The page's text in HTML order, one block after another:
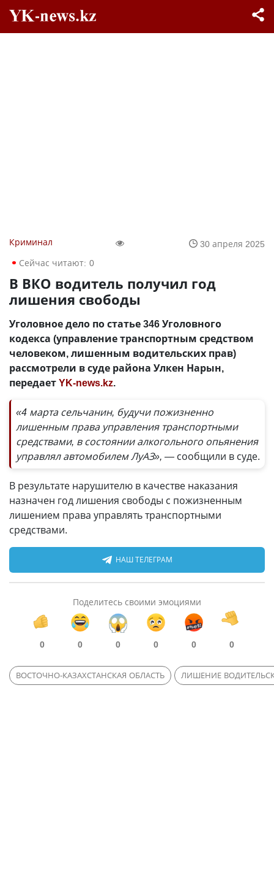
Криминал
30 апреля 2025
Сейчас читают: 0
В ВКО водитель получил год
лишения свободы
Уголовное дело по статье 346 Уголовного
кодекса (управление транспортным средством
человеком, лишенным водительских прав)
рассмотрели в суде района Улкен Нарын,
передаетYK-news.kz.
«4 марта сельчанин, будучи пожизненно
лишенным права управления транспортными
средствами, в состоянии алкогольного опьянения
управлял автомобилем ЛуАЗ», — сообщили в суде.
В результате нарушителю в качестве наказания
назначен год лишения свободы с пожизненным
лишением права управлять транспортными
средствами.
НАШ ТЕЛЕГРАМ
Поделитесь своими эмоциями
0 0 0 0 0 0
ВОСТОЧНО-КАЗАХСТАНСКАЯ ОБЛАСТЬ ЛИШЕНИЕ